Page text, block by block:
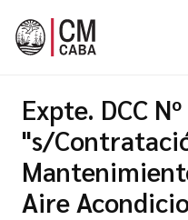
Expte. DCC
"s/
Aire